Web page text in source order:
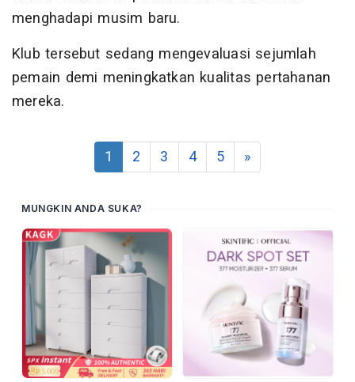
menghadapi musim baru.
Klub tersebut sedang mengevaluasi sejumlah
pemain demi meningkatkan kualitas pertahanan
mereka.
1 2 3 4 5 »